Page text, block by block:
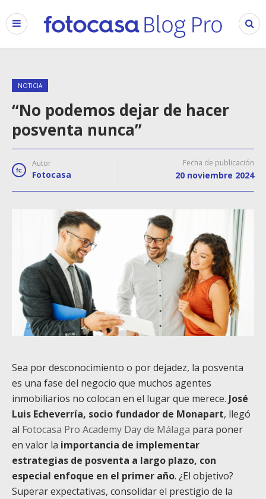
NOTICIA
“No podemos dejar de hacer
posventa nunca”
Autor
Fotocasa
Fecha de publicación
20 noviembre 2024
Sea por desconocimiento o por dejadez, la posventa
es una fase del negocio que muchos agentes
inmobiliarios no colocan en el lugar que merece. José
Luis Echeverría, socio fundador de Monapart, llegó
al Fotocasa Pro Academy Day de Málaga para poner
en valor la importancia de implementar
estrategias de posventa a largo plazo, con
especial enfoque en el primer año. ¿El objetivo?
Superar expectativas, consolidar el prestigio de la